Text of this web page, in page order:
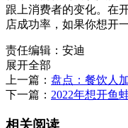
跟上消费者的变化。在
店成功率，如果你想开
责任编辑：安迪
展开全部
上一篇： 盘点：餐饮人
下一篇： 2022年想开鱼
相关阅读